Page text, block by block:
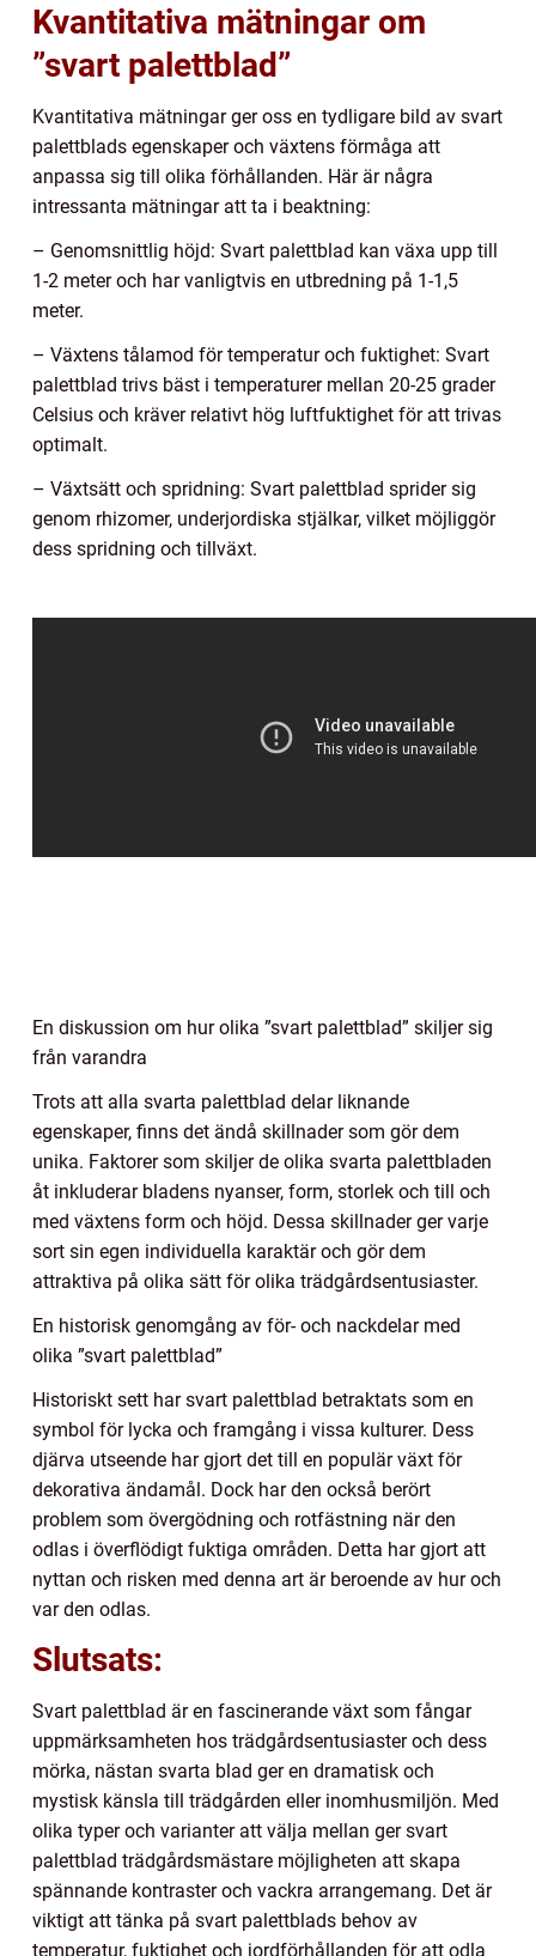
Kvantitativa mätningar om
”svart palettblad”
Kvantitativa mätningar ger oss en tydligare bild av svart
palettblads egenskaper och växtens förmåga att
anpassa sig till olika förhållanden. Här är några
intressanta mätningar att ta i beaktning:
– Genomsnittlig höjd: Svart palettblad kan växa upp till
1-2 meter och har vanligtvis en utbredning på 1-1,5
meter.
– Växtens tålamod för temperatur och fuktighet: Svart
palettblad trivs bäst i temperaturer mellan 20-25 grader
Celsius och kräver relativt hög luftfuktighet för att trivas
optimalt.
– Växtsätt och spridning: Svart palettblad sprider sig
genom rhizomer, underjordiska stjälkar, vilket möjliggör
dess spridning och tillväxt.
En diskussion om hur olika ”svart palettblad” skiljer sig
från varandra
Trots att alla svarta palettblad delar liknande
egenskaper, finns det ändå skillnader som gör dem
unika. Faktorer som skiljer de olika svarta palettbladen
åt inkluderar bladens nyanser, form, storlek och till och
med växtens form och höjd. Dessa skillnader ger varje
sort sin egen individuella karaktär och gör dem
attraktiva på olika sätt för olika trädgårdsentusiaster.
En historisk genomgång av för- och nackdelar med
olika ”svart palettblad”
Historiskt sett har svart palettblad betraktats som en
symbol för lycka och framgång i vissa kulturer. Dess
djärva utseende har gjort det till en populär växt för
dekorativa ändamål. Dock har den också berört
problem som övergödning och rotfästning när den
odlas i överflödigt fuktiga områden. Detta har gjort att
nyttan och risken med denna art är beroende av hur och
var den odlas.
Slutsats:
Svart palettblad är en fascinerande växt som fångar
uppmärksamheten hos trädgårdsentusiaster och dess
mörka, nästan svarta blad ger en dramatisk och
mystisk känsla till trädgården eller inomhusmiljön. Med
olika typer och varianter att välja mellan ger svart
palettblad trädgårdsmästare möjligheten att skapa
spännande kontraster och vackra arrangemang. Det är
viktigt att tänka på svart palettblads behov av
temperatur, fuktighet och jordförhållanden för att odla